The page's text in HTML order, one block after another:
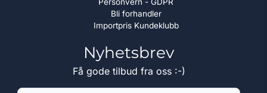
Bli forhandler
Importpris Kundeklubb
Nyhetsbrev
Få gode tilbud fra oss :-)